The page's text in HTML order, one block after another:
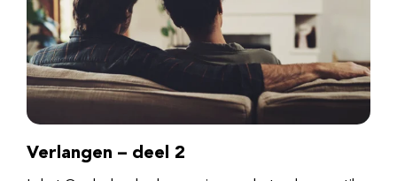
Verlangen – deel 2